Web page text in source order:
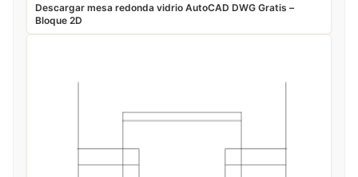
Descargar mesa redonda vidrio AutoCAD DWG Gratis –
Bloque 2D